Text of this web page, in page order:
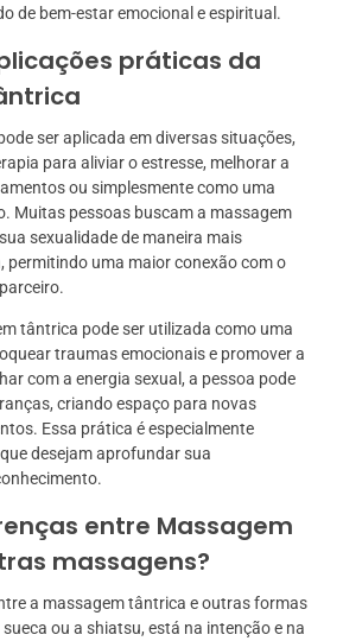
de bem-estar emocional e espiritual.
práticas da
ser aplicada em diversas situações,
para aliviar o estresse, melhorar a
ou simplesmente como uma
Muitas pessoas buscam a massagem
sexualidade de maneira mais
permitindo uma maior conexão com o
tântrica pode ser utilizada como uma
traumas emocionais e promover a
com a energia sexual, a pessoa pode
criando espaço para novas
Essa prática é especialmente
desejam aprofundar sua
entre Massagem
massagens?
a massagem tântrica e outras formas
ou a shiatsu, está na intenção e na